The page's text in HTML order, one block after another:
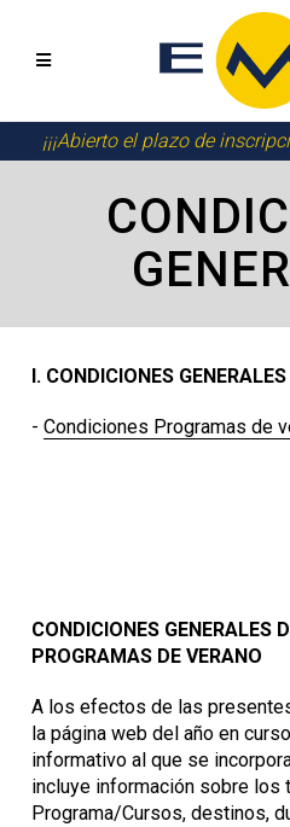
¡¡¡Abierto el plazo de
I. CONDICIONES
-Condiciones Programas de
CONDICIONES GENERALES
PROGRAMAS DE VERANO
A los efectos de las
la página web del año en
informativo al que se
incluye información sobre los
Programa/Cursos, destinos,